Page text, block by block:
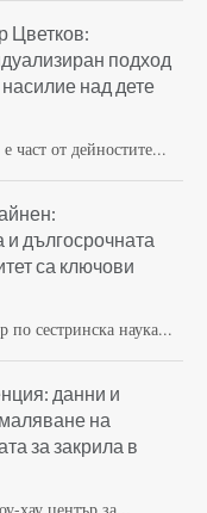
Цветков:
подход
над дете
част от дейностите...
и дългосрочната
са ключови
сестринска наука...
данни и
на
за закрила в
хау център за...